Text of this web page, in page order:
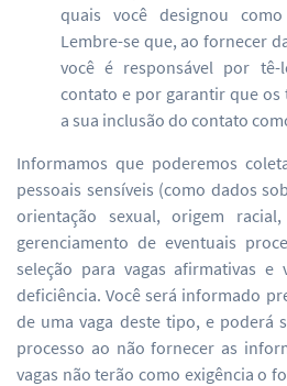
quais você designou
Lembre-se que, ao fornecer
você é responsável por
contato e por garantir que os
a sua inclusão do contato
Informamos que poderemos
pessoais sensíveis (como dados
orientação sexual, origem
gerenciamento de eventuais
seleção para vagas afirmativas e
deficiência. Você será informado
de uma vaga deste tipo, e poderá
processo ao não fornecer as
vagas não terão como exigência o